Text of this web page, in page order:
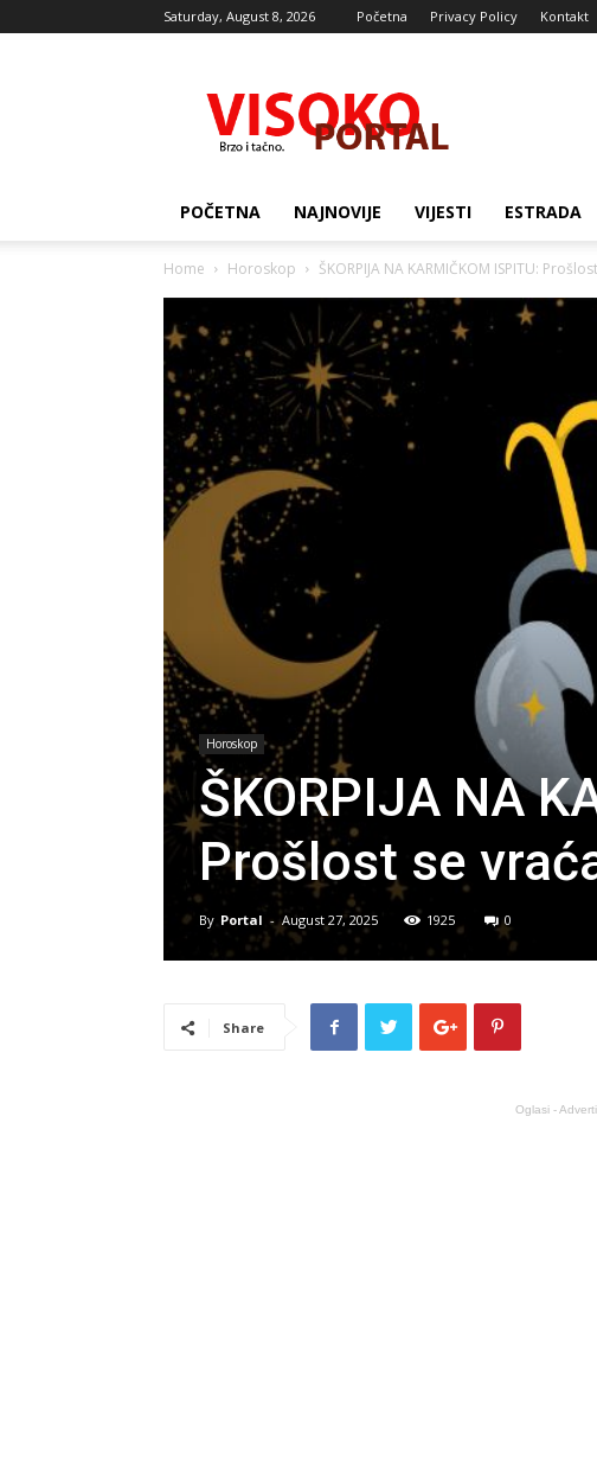
Saturday, August 8, 2026 Početna Privacy Policy Kontakt
portal
POČETNA NAJNOVIJE VIJESTI ESTRADA
Home Horoskop ŠKORPIJA NA KARMIČKOM ISPITU:
Horoskop
ŠKORPIJA NA
Prošlost se
By Portal - August 27, 2025 1925 0
Share
Oglasi -